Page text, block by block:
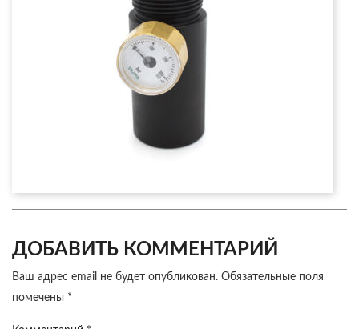
ДОБАВИТЬ КОММЕНТАРИЙ
Ваш адрес email не будет опубликован. Обязательные поля
помечены *